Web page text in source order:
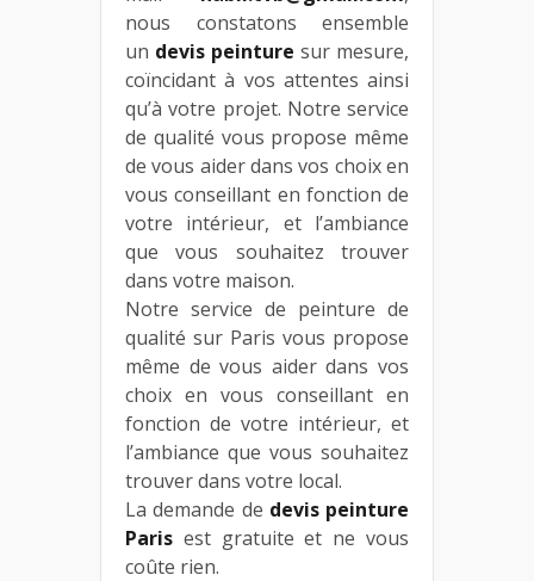
nous constatons ensemble
un devis peinture sur mesure,
coïncidant à vos attentes ainsi
qu’à votre projet. Notre service
de qualité vous propose même
de vous aider dans vos choix en
vous conseillant en fonction de
votre intérieur, et l’ambiance
que vous souhaitez trouver
dans votre maison.
Notre service de peinture de
qualité sur Paris vous propose
même de vous aider dans vos
choix en vous conseillant en
fonction de votre intérieur, et
l’ambiance que vous souhaitez
trouver dans votre local.
La demande de devis peinture
Paris est gratuite et ne vous
coûte rien.